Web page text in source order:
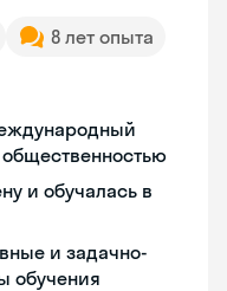
8 лет опыта
и обучалась в
и задачно-
обучения